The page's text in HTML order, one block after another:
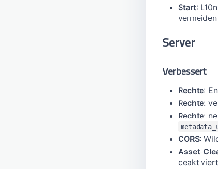
Start:
vermeiden
Server
Verbessert
Rechte:
Rechte:
Rechte:
CORS:
Asset-
deaktiviert